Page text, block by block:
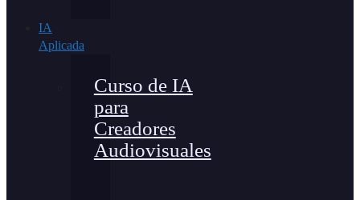
IA
Aplicada
Curso de IA
para
Creadores
Audiovisuales